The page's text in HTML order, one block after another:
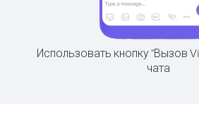
Использовать кнопку "Вызов
чата